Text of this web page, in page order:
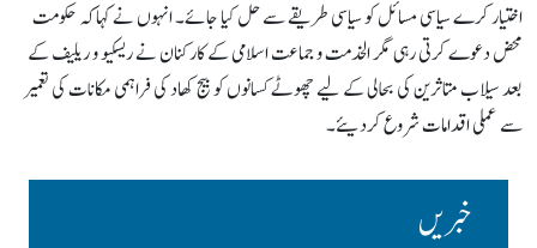
اختیار کرے سیاسی مسائل کو سیاسی طریقے سے حل کیا جائے۔ انہوں نے کہاکہ حکومت
محض دعوے کرتی رہی مگر الخدمت و جماعت اسلامی کے کارکنان نے ریسکیو و ریلیف کے
بعد سیلاب متاثرین کی بحالی کے لیے چھوٹے کسانوں کو بیج کھاد کی فراہمی مکانات کی تعمیر
سے عملی اقدامات شروع کردیئے۔
خبریں